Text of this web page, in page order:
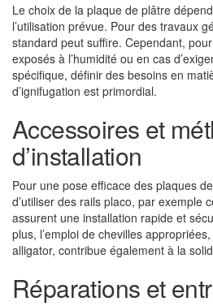
Le choix de la plaque de plâtre
l’utilisation prévue. Pour des travaux
standard peut suffire. Cependant,
exposés à l’humidité ou en cas
spécifique, définir des besoins en
d’ignifugation est primordial.
Accessoires et
d’installation
Pour une pose efficace des plaques
d’utiliser des rails placo, par exemple
assurent une installation rapide et
plus, l’emploi de chevilles
alligator, contribue également à la
Réparations et